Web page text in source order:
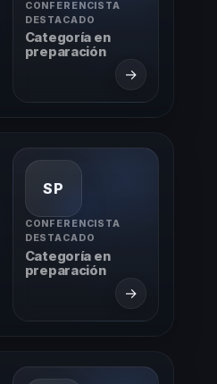
CONFERENCISTA
DESTACADO
Categoría en
preparación
→
SP
CONFERENCISTA
DESTACADO
Categoría en
preparación
→